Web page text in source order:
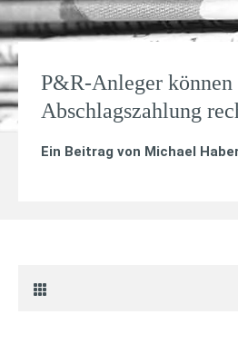
P&R-Anleger
Abschlagszahlung
Ein Beitrag von Michael